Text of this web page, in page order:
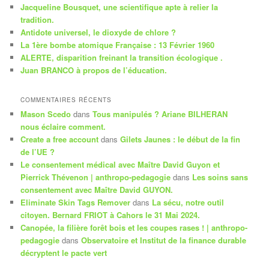
r
c
h
e
Jacqueline Bousquet, une scientifique apte à relier la
tradition.
Antidote universel, le dioxyde de chlore ?
La 1ère bombe atomique Française : 13 Février 1960
ALERTE, disparition freinant la transition écologique .
Juan BRANCO à propos de l’éducation.
COMMENTAIRES RÉCENTS
Mason Scedo dansTous manipulés ? Ariane BILHERAN
nous éclaire comment.
Create a free account dansGilets Jaunes : le début de la fin
de l’UE ?
Le consentement médical avec Maître David Guyon et
Pierrick Thévenon | anthropo-pedagogie dans Les soins sans
consentement avec Maître David GUYON.
Eliminate Skin Tags Remover dans La sécu, notre outil
citoyen. Bernard FRIOT à Cahors le 31 Mai 2024.
Canopée, la filière forêt bois et les coupes rases ! | anthropo-
pedagogie dansObservatoire et Institut de la finance durable
décryptent le pacte vert